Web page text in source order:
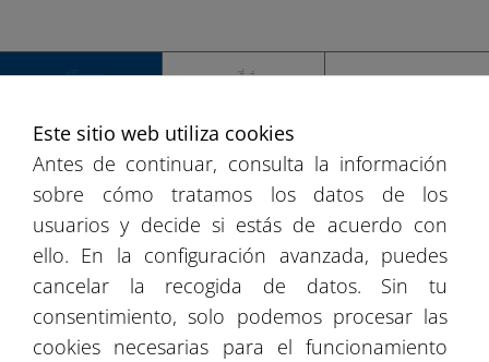
4
+
ESPAÑA MUNDO
Este sitio web utiliza cookies
Antes de continuar, consulta la información
sobre cómo tratamos los datos de los
usuarios y decide si estás de acuerdo con
ello. En la configuración avanzada, puedes
cancelar la recogida de datos. Sin tu
consentimiento, solo podemos procesar las
cookies necesarias para el funcionamiento